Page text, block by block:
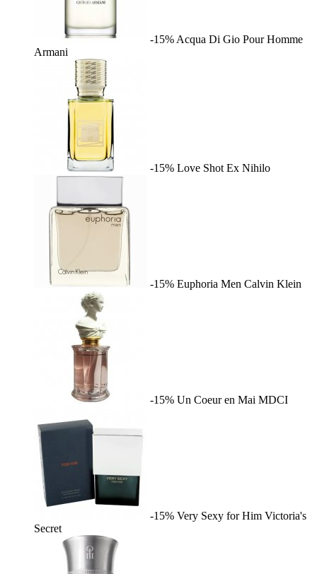
-15% Acqua Di Gio Pour Homme
Armani
-15% Love Shot Ex Nihilo
-15% Euphoria Men Calvin Klein
-15% Un Coeur en Mai MDCI
-15% Very Sexy for Him Victoria's
Secret